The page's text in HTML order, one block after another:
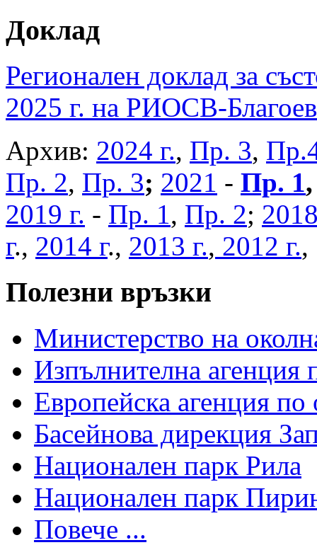
Доклад
Регионален доклад за
2025 г. на РИОСВ-
Архив: 2024 г., Пр. 3,
Пр. 2, Пр. 3; 2021 - Пр. 1
2019 г. - Пр. 1, Пр. 2;
г., 2014 г., 2013 г., 2012 г.
Полезни връзки
Министерство на
Изпълнителна агенция
Европейска агенция по
Басейнова дирекция
Национален парк Рила
Национален парк
Повече ...